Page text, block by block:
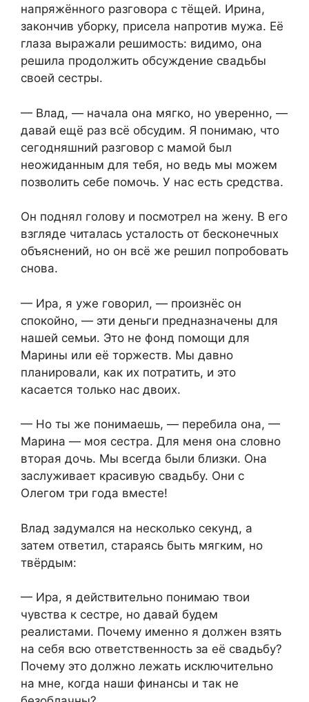
напряжённого разговора с тёщей. Ирина,
закончив уборку, присела напротив мужа. Её
глаза выражали решимость: видимо, она
решила продолжить обсуждение свадьбы
своей сестры.
— Влад, — начала она мягко, но уверенно, —
давай ещё раз всё обсудим. Я понимаю, что
сегодняшний разговор с мамой был
неожиданным для тебя, но ведь мы можем
позволить себе помочь. У нас есть средства.
Он поднял голову и посмотрел на жену. В его
взгляде читалась усталость от бесконечных
объяснений, но он всё же решил попробовать
снова.
— Ира, я уже говорил, — произнёс он
спокойно, — эти деньги предназначены для
нашей семьи. Это не фонд помощи для
Марины или её торжеств. Мы давно
планировали, как их потратить, и это
касается только нас двоих.
— Но ты же понимаешь, — перебила она, —
Марина — моя сестра. Для меня она словно
вторая дочь. Мы всегда были близки. Она
заслуживает красивую свадьбу. Они с
Олегом три года вместе!
Влад задумался на несколько секунд, а
затем ответил, стараясь быть мягким, но
твёрдым:
— Ира, я действительно понимаю твои
чувства к сестре, но давай будем
реалистами. Почему именно я должен взять
на себя всю ответственность за её свадьбу?
Почему это должно лежать исключительно
на мне, когда наши финансы и так не